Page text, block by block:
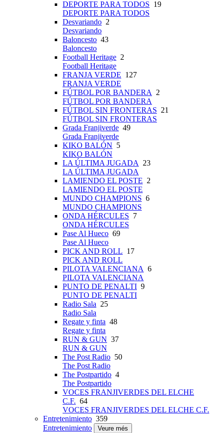
DEPORTE PARA TODOS 19
DEPORTE PARA TODOS
Desvariando 2
Desvariando
Baloncesto 43
Baloncesto
Football Heritage 2
Football Heritage
FRANJA VERDE 127
FRANJA VERDE
FÚTBOL POR BANDERA 2
FÚTBOL POR BANDERA
FÚTBOL SIN FRONTERAS 21
FÚTBOL SIN FRONTERAS
Grada Franjiverde 49
Grada Franjiverde
KIKO BALÓN 5
KIKO BALÓN
LA ÚLTIMA JUGADA 23
LA ÚLTIMA JUGADA
LAMIENDO EL POSTE 2
LAMIENDO EL POSTE
MUNDO CHAMPIONS 6
MUNDO CHAMPIONS
ONDA HÉRCULES 7
ONDA HÉRCULES
Pase Al Hueco 69
Pase Al Hueco
PICK AND ROLL 17
PICK AND ROLL
PILOTA VALENCIANA 6
PILOTA VALENCIANA
PUNTO DE PENALTI 9
PUNTO DE PENALTI
Radio Sala 25
Radio Sala
Regate y finta 48
Regate y finta
RUN & GUN 37
RUN & GUN
The Post Radio 50
The Post Radio
The Postpartido 4
The Postpartido
VOCES FRANJIVERDES DEL ELCHE
C.F. 64
VOCES FRANJIVERDES DEL ELCHE C.F.
Entretenimiento 359
Entretenimiento
Veure més